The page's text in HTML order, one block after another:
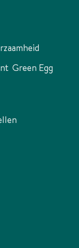
Green Egg